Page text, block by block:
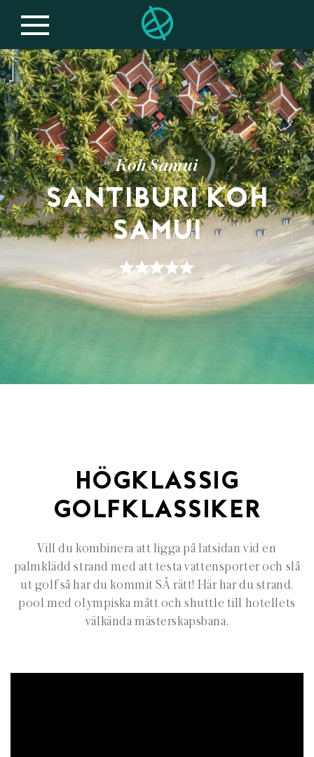
Koh Samui
SANTIBURI KOH
SAMUI
HÖGKLASSIG
GOLFKLASSIKER
Vill du kombinera att ligga på latsidan vid en
palmklädd strand med att testa vattensporter och slå
ut golf så har du kommit SÅ rätt! Här har du strand,
pool med olympiska mått och shuttle till hotellets
välkända mästerskapsbana.